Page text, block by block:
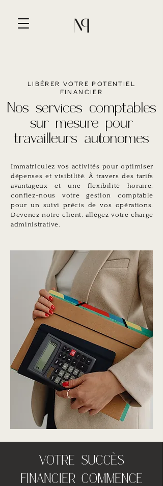
LIBÉRER VOTRE POTENTIEL
FINANCIER
Nos services comptables
sur mesure pour
travailleurs autonomes
Immatriculez vos activités pour optimiser
dépenses et visibilité. À travers des tarifs
avantageux et une flexibilité horaire,
confiez-nous votre gestion comptable
pour un suivi précis de vos opérations.
Devenez notre client, allégez votre charge
administrative.
VOTRE SUCCÈS
FINANCIER COMMENCE